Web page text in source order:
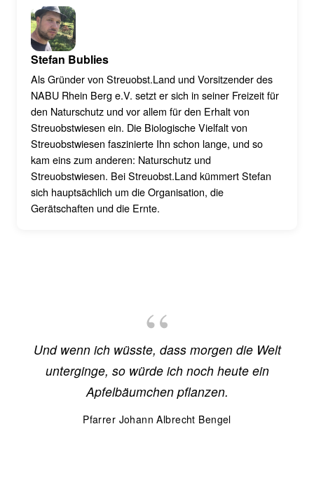
Stefan Bublies
Als Gründer von Streuobst.Land und Vorsitzender des
NABU Rhein Berg e.V. setzt er sich in seiner Freizeit für
den Naturschutz und vor allem für den Erhalt von
Streuobstwiesen ein. Die Biologische Vielfalt von
Streuobstwiesen faszinierte Ihn schon lange, und so
kam eins zum anderen: Naturschutz und
Streuobstwiesen. Bei Streuobst.Land kümmert Stefan
sich hauptsächlich um die Organisation, die
Gerätschaften und die Ernte.
Und wenn ich wüsste, dass morgen die Welt
unterginge, so würde ich noch heute ein
Apfelbäumchen pflanzen.
Pfarrer Johann Albrecht Bengel